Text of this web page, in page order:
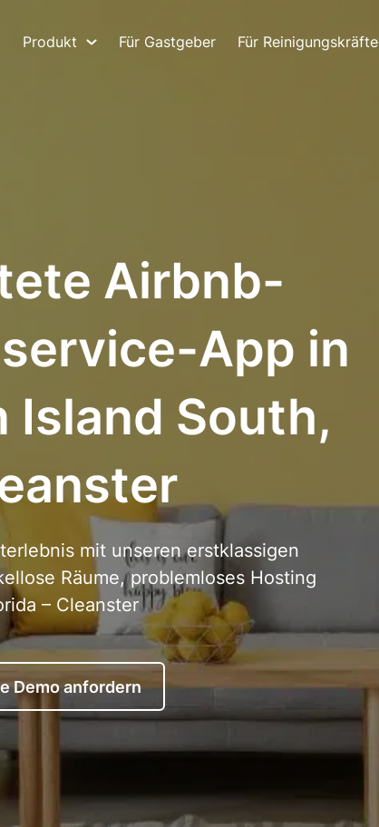
Produkt Für Gastgeber Für Reinigungskräfte
Airbnb-
App in
Island South,
mit unseren erstklassigen
Räume, problemloses Hosting
– Cleanster
Demo anfordern